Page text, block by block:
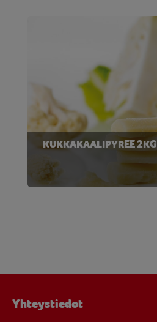
KUKKAKAALIPYREE 2KG
Yhteystiedot